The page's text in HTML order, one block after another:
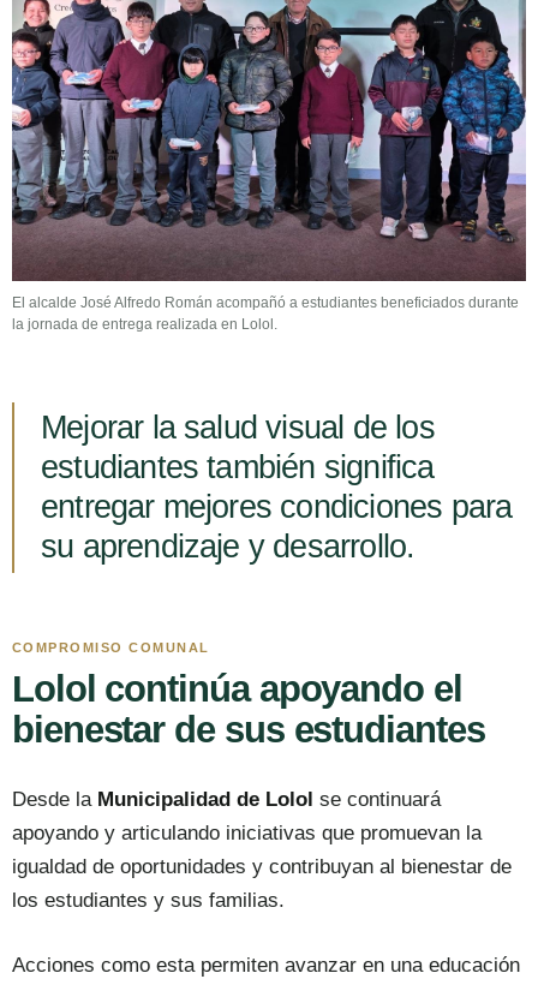
El alcalde José Alfredo Román acompañó a estudiantes beneficiados durante
la jornada de entrega realizada en Lolol.
Mejorar la salud visual de los
estudiantes también significa
entregar mejores condiciones para
su aprendizaje y desarrollo.
COMPROMISO COMUNAL
Lolol continúa apoyando el
bienestar de sus estudiantes
Desde la Municipalidad de Lolol se continuará
apoyando y articulando iniciativas que promuevan la
igualdad de oportunidades y contribuyan al bienestar de
los estudiantes y sus familias.
Acciones como esta permiten avanzar en una educación